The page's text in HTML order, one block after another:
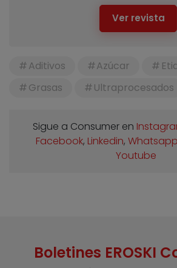
Ver revista
Aditivos Azúcar
Grasas
Ultraprocesados
Sigue a Consumer en
Facebook, Linkedin, Whatsapp
Youtube
Boletines EROSKI